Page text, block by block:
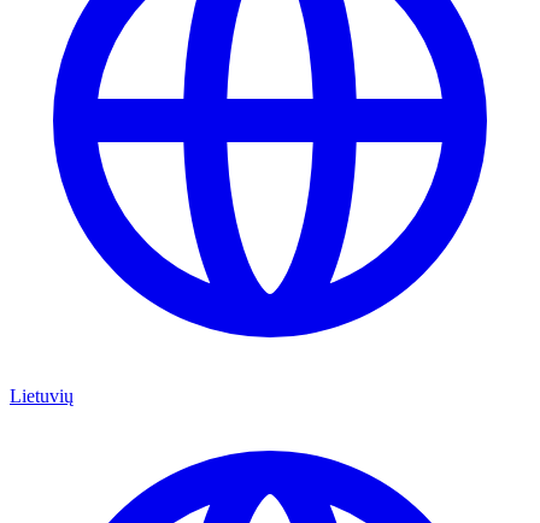
Lietuvių